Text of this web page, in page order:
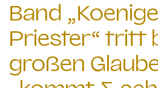
Band
Priester“ tritt
großen